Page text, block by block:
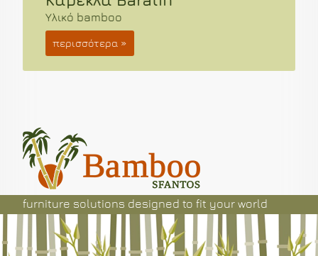
Υλικό bamboo
περισσότερα »
furniture solutions designed to fit your world